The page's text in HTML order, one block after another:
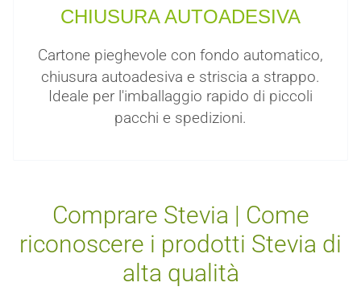
CHIUSURA AUTOADESIVA
Cartone pieghevole con fondo automatico,
chiusura autoadesiva e striscia a strappo.
Ideale per l'imballaggio rapido di piccoli
pacchi e spedizioni.
Comprare Stevia | Come
riconoscere i prodotti Stevia di
alta qualità